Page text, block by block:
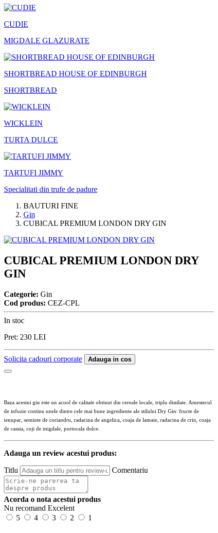
CUDIE
MIGDALE GLAZURATE
SHORTBREAD HOUSE OF EDINBURGH
SHORTBREAD
WICKLEIN
TURTA DULCE
TARTUFI JIMMY
Specialitati din trufe de padure
BAUTURI FINE
Gin
CUBICAL PREMIUM LONDON DRY GIN
CUBICAL PREMIUM LONDON DRY
GIN
Categorie: Gin
Cod produs: CEZ-CPL
In stoc
Pret: 230 LEI
Solicita cadouri corporate Adauga in cos
Baza acestui gin este un acool de calitate obtinut din cereale locale, triplu distilate. Amestecul
de infuzie contine unele dintre cele mai bune ingrediente ale stilului Dry Gin: fructe de
ienupar, seminte de coriandru, radacina de angelica, coaja de lamaie, radacina de crin, coaja
de cassia, coji de migdale, portocala dulce.
Adauga un review acestui produs:
Titlu Comentariu
Acorda o nota acestui produs
Nu recomand Excelent
5
4 3 2 1